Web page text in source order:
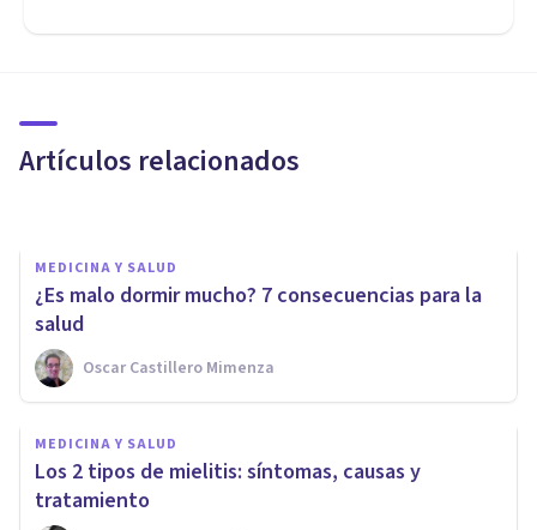
Artículos relacionados
causas y tratamiento
MEDICINA Y SALUD
¿Es malo dormir mucho? 7 consecuencias para la
salud
Oscar Castillero Mimenza
MEDICINA Y SALUD
Los 2 tipos de mielitis: síntomas, causas y
tratamiento
Síndrome de Riley-Day:
síntomas, causas y tratamiento